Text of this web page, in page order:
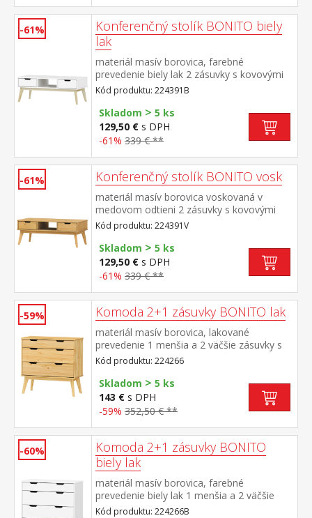
-61%
Konferenčný stolík BONITO biely
lak
materiál masív borovica, farebné
prevedenie biely lak 2 zásuvky s kovovými
pojazdmi
Kód produktu: 224391B
Skladom > 5 ks
129,50 € s DPH
-61% 339 € **
-61% Konferenčný stolík BONITO vosk
materiál masív borovica voskovaná v
medovom odtieni 2 zásuvky s kovovými
pojazdmi
Kód produktu: 224391V
Skladom > 5 ks
129,50 € s DPH
-61% 339 € **
-59% Komoda 2+1 zásuvky BONITO lak
materiál masív borovica, lakované
prevedenie 1 menšia a 2 väčšie zásuvky s
kovovými pojazdmi
Kód produktu: 224266
Skladom > 5 ks
143 € s DPH
-59% 352,50 € **
-60%
Komoda 2+1 zásuvky BONITO
biely lak
materiál masív borovica, farebné
prevedenie biely lak 1 menšia a 2 väčšie
zásuvky s kovovými pojazdmi
Kód produktu: 224266B